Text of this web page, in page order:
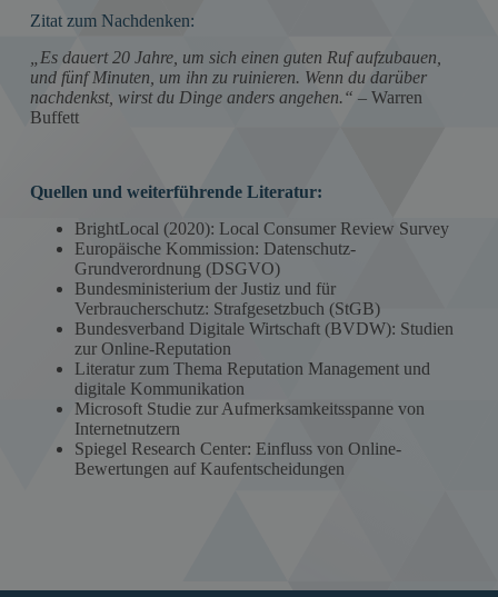
Zitat zum Nachdenken:
„Es dauert 20 Jahre, um sich einen guten Ruf aufzubauen,
und fünf Minuten, um ihn zu ruinieren. Wenn du darüber
nachdenkst, wirst du Dinge anders angehen.“ – Warren
Buffett
Quellen und weiterführende Literatur:
BrightLocal (2020): Local Consumer Review Survey
Europäische Kommission: Datenschutz-
Grundverordnung (DSGVO)
Bundesministerium der Justiz und für
Verbraucherschutz: Strafgesetzbuch (StGB)
Bundesverband Digitale Wirtschaft (BVDW): Studien
zur Online-Reputation
Literatur zum Thema Reputation Management und
digitale Kommunikation
Microsoft Studie zur Aufmerksamkeitsspanne von
Internetnutzern
Spiegel Research Center: Einfluss von Online-
Bewertungen auf Kaufentscheidungen